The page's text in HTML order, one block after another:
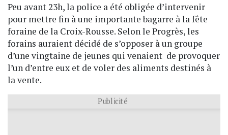
Peu avant 23h, la police a été obligée d’intervenir
pour mettre fin à une importante bagarre à la fête
foraine de la Croix-Rousse. Selon le Progrès, les
forains auraient décidé de s’opposer à un groupe
d’une vingtaine de jeunes qui venaient de provoquer
l’un d’entre eux et de voler des aliments destinés à
la vente.
Publicité